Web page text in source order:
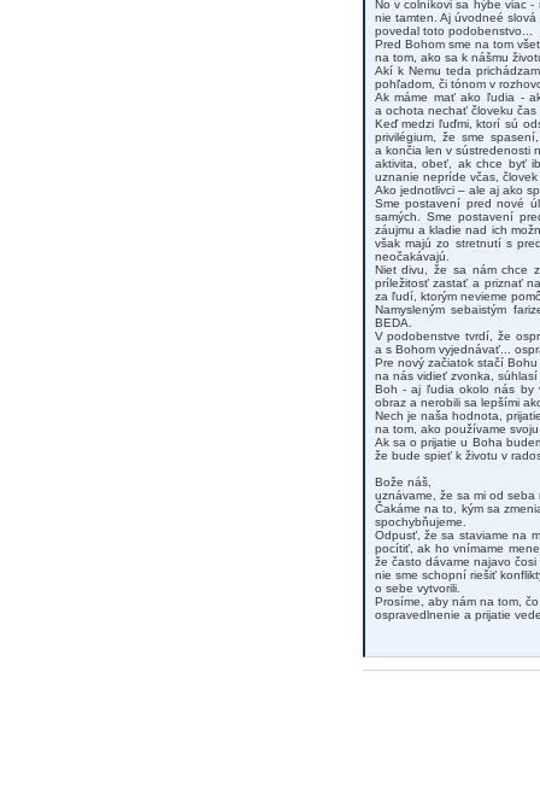
No v colníkovi sa hýbe viac
nie tamten. Aj úvodneé
povedal toto podobenstvo...
Pred Bohom sme na tom
na tom, ako sa k nášmu
Akí k Nemu teda
pohľadom, či tónom v
Ak máme mať ako ľudia -
a ochota nechať človeku čas
Keď medzi ľuďmi, ktorí sú
privilégium, že sme
a končia len v sústredenosti
aktivita, obeť, ak chce byť
uznanie nepríde včas, človek
Ako jednotlivci – ale aj ako
Sme postavení pred nové
samých. Sme postavení
záujmu a kladie nad ich
však majú zo stretnutí s
neočakávajú.
Niet divu, že sa nám chce
príležitosť zastať a priznať
za ľudí, ktorým nevieme
Namysleným sebaistým
BEDA.
V podobenstve tvrdí, že
a s Bohom vyjednávať...
Pre nový začiatok stačí
na nás vidieť zvonka,
Boh - aj ľudia okolo nás by
obraz a nerobili sa lepšími
Nech je naša hodnota,
na tom, ako používame
Ak sa o prijatie u Boha
že bude spieť k životu v
Bože náš,
uznávame, že sa mi od seba
Čakáme na to, kým sa
spochybňujeme.
Odpusť, že sa staviame na
pocítiť, ak ho vnímame
že často dávame najavo
nie sme schopní riešiť
o sebe vytvorili.
Prosíme, aby nám na tom,
ospravedlnenie a prijatie